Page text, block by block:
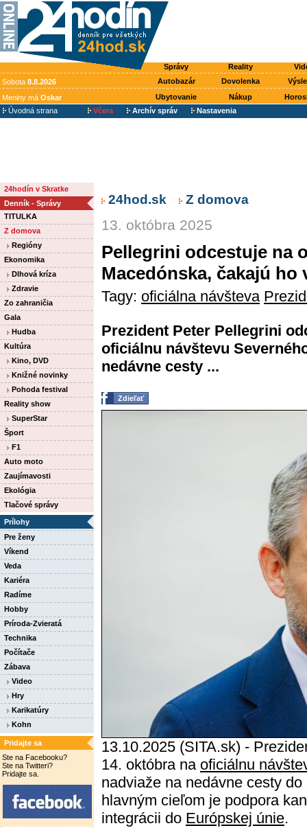
Správy Reality
Sobota 8.8.2026 Autobazár Dovolenka
Meniny má Oskar Ubytovanie Nákup
Úvodná strana
Včera Archív správ Nastavenia
24hodín v Skratke
Denník - Správy
TITULKA
Z domova
Regióny
Ekonomika
Dlhová kríza
Zdravie
Zo zahraničia
Gala
Hudba
Kultúra
Kino, DVD
Knižné novinky
Pohoda festival
Reality show
SuperStar
Šport
F1
Auto moto
Zaujímavosti
Ekológia
Tlačové správy
Prílohy
Pre ženy
Víkend
Veda
Kariéra
Radíme
Hobby
Príroda-Zvieratá
Technika
Počítače
Zábava
Video
Hry
Karikatúry
Kohn
Pridajte sa
Ste na Facebooku?
Ste na Twitteri?
Pridajte sa.
24hod.sk Z domova
13. októbra 2025
Pellegrini odcestuje na
Macedónska, čakajú ho
Tagy: oficiálna návšteva
Prezident Peter Pellegrini
oficiálnu návštevu
nedávne cesty ...
Zdieľať
13.10.2025 (SITA.sk) -
14. októbra na oficiálnu
nadviaže na nedávne cesty
hlavným cieľom je podpora
integrácii do Európskej únie.